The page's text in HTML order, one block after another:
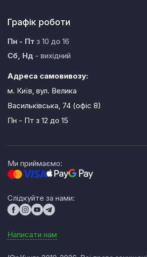
Графік роботи
Пн - Пт з 10 до 16
Сб, Нд - вихідний
Адреса самовивозу:
м. Київ, вул. Велика
Васильківська, 74 (офіс 8)
Пн - Пт з 12 до 15
Ми приймаємо:
Слідкуйте за нами:
Написати нам